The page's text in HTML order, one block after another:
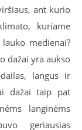
ant kurio
kuriame
medienai?
dažai yra aukso
langus ir
dažai taip pat
langinėms
geriausias